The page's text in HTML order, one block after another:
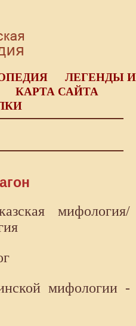
ЛЕГЕНДЫ И
КАРТА САЙТА
мифология/
мифологии -